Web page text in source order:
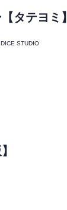
タテヨミ】
STUDIO